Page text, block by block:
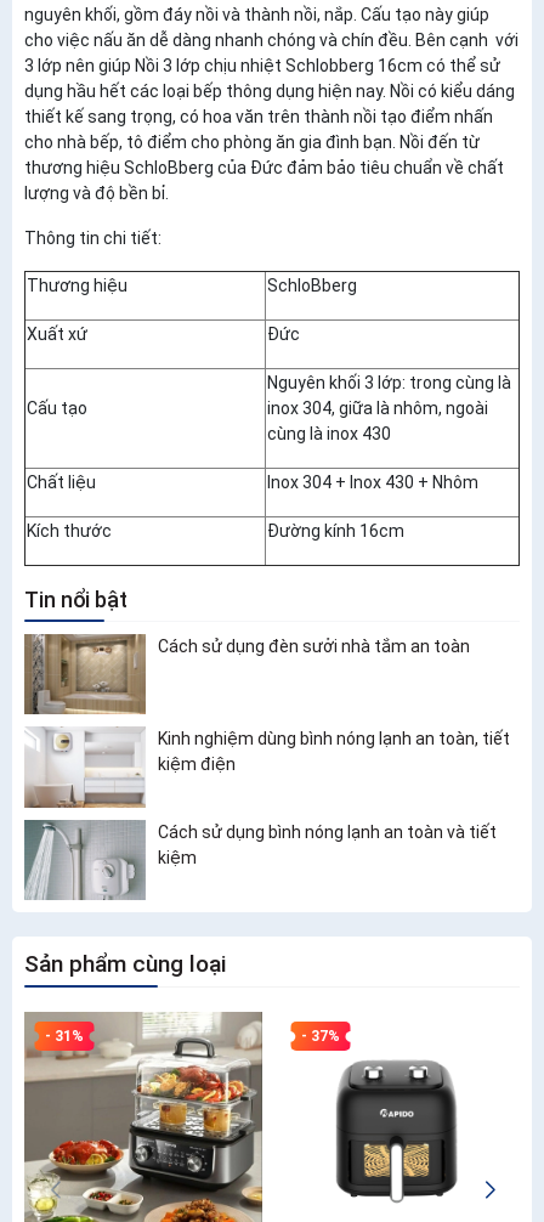
nguyên khối, gồm đáy nồi và thành nồi, nắp. Cấu tạo này giúp
cho việc nấu ăn dễ dàng nhanh chóng và chín đều. Bên cạnh với
3 lớp nên giúp Nồi 3 lớp chịu nhiệt Schlobberg 16cm có thể sử
dụng hầu hết các loại bếp thông dụng hiện nay. Nồi có kiểu dáng
thiết kế sang trọng, có hoa văn trên thành nồi tạo điểm nhấn
cho nhà bếp, tô điểm cho phòng ăn gia đình bạn. Nồi đến từ
thương hiệu SchloBberg của Đức đảm bảo tiêu chuẩn về chất
lượng và độ bền bỉ.
Thông tin chi tiết:
Thương hiệu SchloBberg
Xuất xứ Đức
Cấu tạo
Nguyên khối 3 lớp: trong cùng là
inox 304, giữa là nhôm, ngoài
cùng là inox 430
Chất liệu Inox 304 + Inox 430 + Nhôm
Kích thước Đường kính 16cm
Tin nổi bật
Cách sử dụng đèn sưởi nhà tắm an toàn
Kinh nghiệm dùng bình nóng lạnh an toàn, tiết
kiệm điện
Cách sử dụng bình nóng lạnh an toàn và tiết
kiệm
Sản phẩm cùng loại
- 31% - 37%